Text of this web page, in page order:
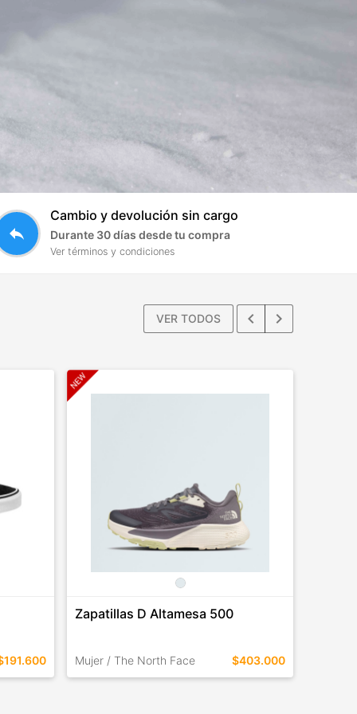
reply
Cambio y devolución sin cargo
Durante 30 días desde tu compra
Ver términos y condiciones
VER TODOS keyboard_arrow_left keyboard_arrow_right
Zapatillas D Altamesa 500
Mujer / The North Face $403.000